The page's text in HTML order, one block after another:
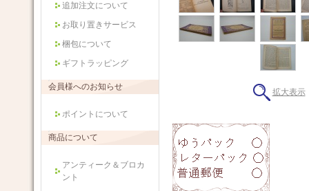
追加注文について
お取り置きサービス
梱包について
ギフトラッピング
会員様へのお知らせ
ポイントについて
商品について
アンティーク＆ブロカ
ント
拡大表示